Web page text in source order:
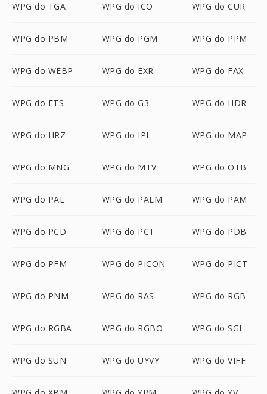
WPG do TGA WPG do ICO WPG do CUR
WPG do PBM WPG do PGM WPG do PPM
WPG do WEBP WPG do EXR WPG do FAX
WPG do FTS WPG do G3 WPG do HDR
WPG do HRZ WPG do IPL WPG do MAP
WPG do MNG WPG do MTV WPG do OTB
WPG do PAL WPG do PALM WPG do PAM
WPG do PCD WPG do PCT WPG do PDB
WPG do PFM WPG do PICON WPG do PICT
WPG do PNM WPG do RAS WPG do RGB
WPG do RGBA WPG do RGBO WPG do SGI
WPG do SUN WPG do UYVY WPG do VIFF